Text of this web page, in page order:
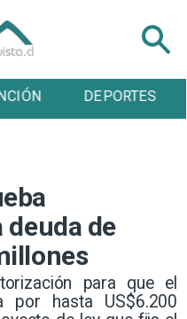
CULTURA
de
para que el
por hasta US$6.200